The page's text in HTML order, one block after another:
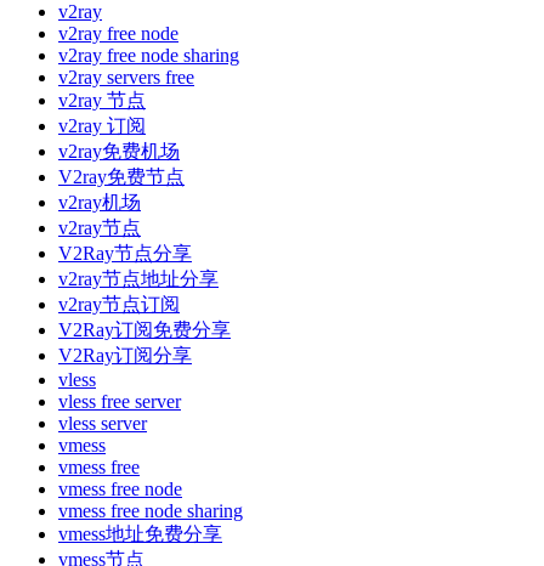
v2ray
v2ray free node
v2ray free node sharing
v2ray servers free
v2ray 节点
v2ray 订阅
v2ray免费机场
V2ray免费节点
v2ray机场
v2ray节点
V2Ray节点分享
v2ray节点地址分享
v2ray节点订阅
V2Ray订阅免费分享
V2Ray订阅分享
vless
vless free server
vless server
vmess
vmess free
vmess free node
vmess free node sharing
vmess地址免费分享
vmess节点